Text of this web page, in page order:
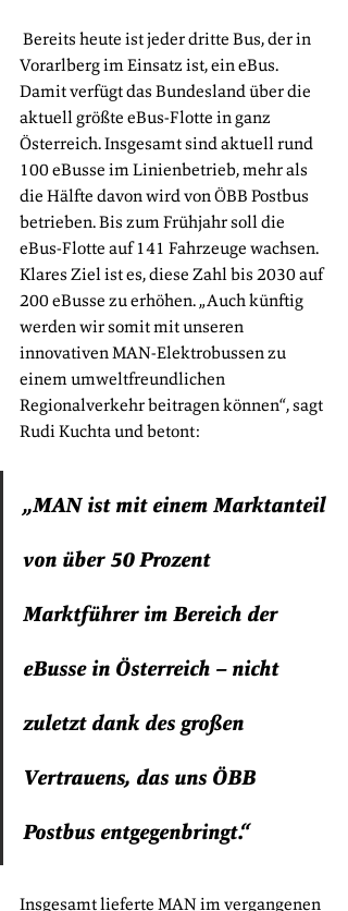
Vorarlberg im Einsatz ist, ein eBus.
Damit verfügt das Bundesland über die
aktuell größte eBus-Flotte in ganz
Österreich. Insgesamt sind aktuell rund
100 eBusse im Linienbetrieb, mehr als
die Hälfte davon wird von ÖBB Postbus
betrieben. Bis zum Frühjahr soll die
eBus-Flotte auf 141 Fahrzeuge wachsen.
Klares Ziel ist es, diese Zahl bis 2030 auf
200 eBusse zu erhöhen. „Auch künftig
werden wir somit mit unseren
innovativen MAN-Elektrobussen zu
einem umweltfreundlichen
Regionalverkehr beitragen können“, sagt
Rudi Kuchta und betont:
„MAN ist mit einem Marktanteil
von über 50 Prozent
Marktführer im Bereich der
eBusse in Österreich – nicht
zuletzt dank des großen
Vertrauens, das uns ÖBB
Postbus entgegenbringt.“
Insgesamt lieferte MAN im vergangenen